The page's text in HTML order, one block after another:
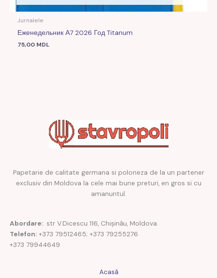
Jurnalele
Еженедельник А7 2026 Год Titanum
75,00 MDL
Papetarie de calitate germana si poloneza de la un partener
exclusiv din Moldova la cele mai bune preturi, en gros si cu
amanuntul.
Abordare: str V.Dicescu 116, Chișinău, Moldova.
Telefon: +373 79512465; +373 79255276
+373 79944649
Acasă